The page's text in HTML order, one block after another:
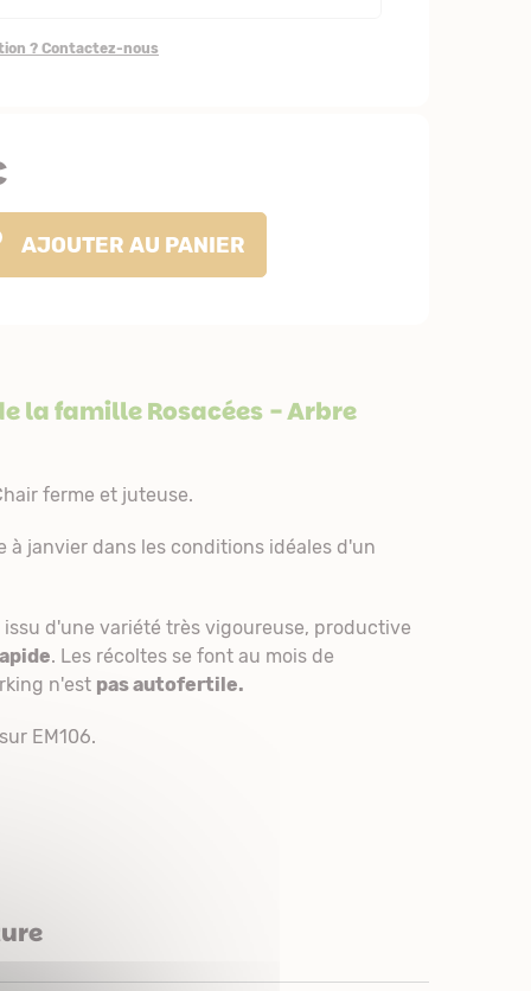
? Contactez-nous
AJOUTER AU PANIER
la familleRosacées - Arbre
ferme et juteuse.
à janvier dans les conditions idéales d'un
d'une variété très vigoureuse, productive
. Les récoltes se font au mois de
n'est pas autofertile.
EM106.